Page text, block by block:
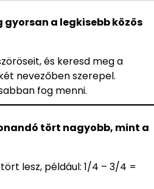
a legkisebb közös
és keresd meg a
nevezőben szerepel.
fog menni.
tört nagyobb, mint a
lesz, például: 1/4 – 3/4 =